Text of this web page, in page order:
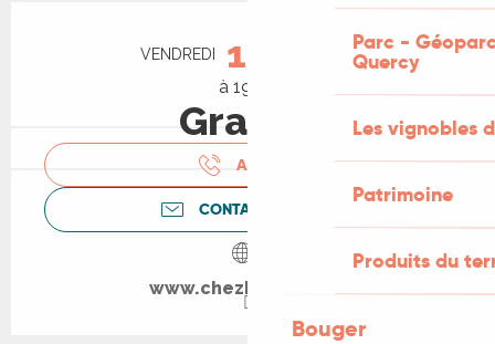
Parc -
Quercy
Les vignobles
Patrimoine
Produits du
Bouger
Ouverture et coordonnées
VENDREDI 14
à 19:00
Gratuit
APPELER
CONTACTEZ-NOUS
www.chezhelene.net